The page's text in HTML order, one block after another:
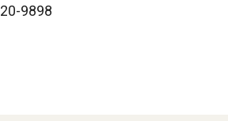
9898